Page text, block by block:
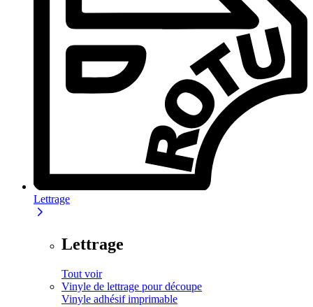
Lettrage
Lettrage
Tout voir
Vinyle de lettrage pour découpe
Vinyle adhésif imprimable